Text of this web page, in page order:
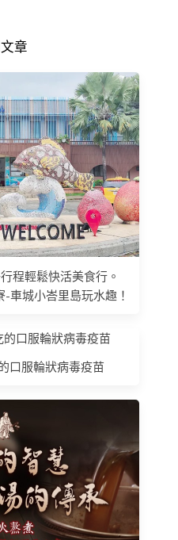
章
程輕鬆快活美食行。
車城小峇里島玩水趣！
口服輪狀病毒疫苗